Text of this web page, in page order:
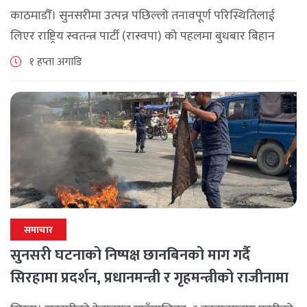
काठमाडौँ। सुनसरीमा उत्पन्न पछिल्लो तनावपूर्ण परिस्थितिलाई
लिएर राष्ट्रिय स्वतन्त्र पार्टी (रास्वपा) को पहलमा बुधबार बिहान
सिंहदरबारमा सर्वदलीय बैठक जारी छ। रास्वपाका सभापति रवि
१ हप्ता अगाडि
समाचार
सुनसरी घटनाको निष्पक्ष छानबिनको माग गर्दै
सिरहामा प्रदर्शन, प्रधानमन्त्री र गृहमन्त्रीको राजीनामा
माग